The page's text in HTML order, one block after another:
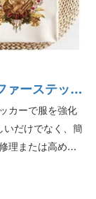
ァーステッカ
ッチ装飾
カーで服を強化
いだけでなく、簡
理または高める
優雅さとパーソ